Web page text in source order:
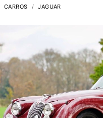
CARROS JAGUAR